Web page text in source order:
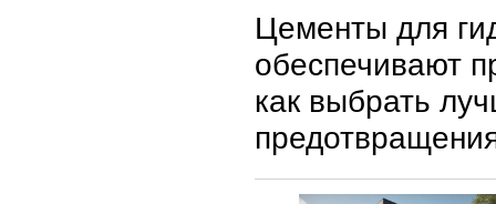
Цементы для
обеспечивают
как выбрать